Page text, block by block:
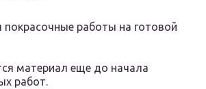
покрасочные работы на готовой
материал еще до начала
работ.